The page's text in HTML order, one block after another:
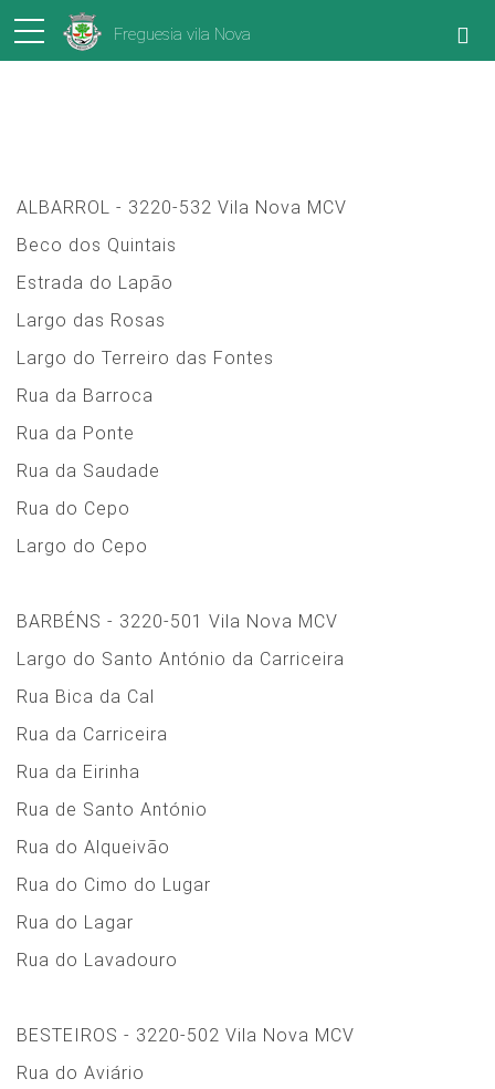
Freguesia vila Nova
ALBARROL - 3220-532 Vila Nova MCV
Beco dos Quintais
Estrada do Lapão
Largo das Rosas
Largo do Terreiro das Fontes
Rua da Barroca
Rua da Ponte
Rua da Saudade
Rua do Cepo
Largo do Cepo
BARBÉNS - 3220-501 Vila Nova MCV
Largo do Santo António da Carriceira
Rua Bica da Cal
Rua da Carriceira
Rua da Eirinha
Rua de Santo António
Rua do Alqueivão
Rua do Cimo do Lugar
Rua do Lagar
Rua do Lavadouro
BESTEIROS - 3220-502 Vila Nova MCV
Rua do Aviário